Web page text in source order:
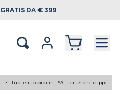
GRATIS DA € 399
Tubi e raccordi in PVC aerazione cappe